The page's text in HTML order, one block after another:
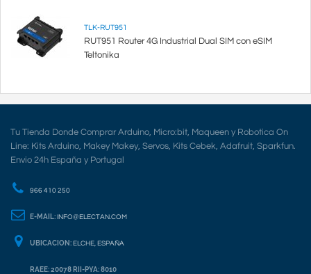
TLK-RUT951
RUT951 Router 4G Industrial Dual SIM con eSIM
Teltonika
Tu Tienda Donde Comprar Arduino, Micro:bit, Maqueen y Robotica On
Line: Kits Arduino, Makey Makey, Servos, Kits Cebek, Adafruit, Sparkfun.
Envio 24h España y Portugal
966 410 250
E-MAIL: INFO@ELECTAN.COM
UBICACION: ELCHE, ESPAÑA
RAEE: 20078 RII-PYA: 8010